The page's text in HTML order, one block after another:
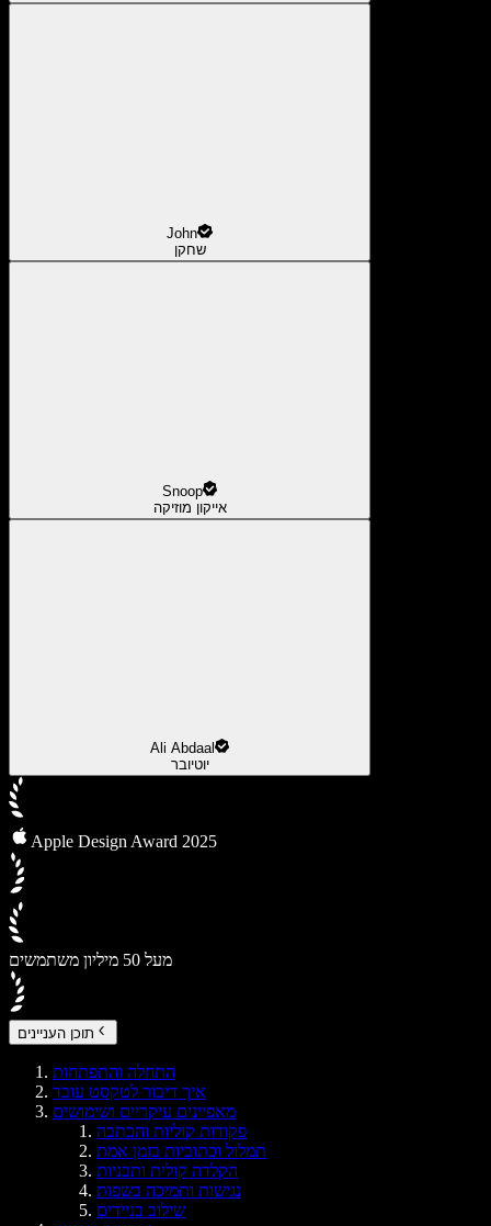
John
שחקן
Snoop
אייקון מוזיקה
Ali Abdaal
יוטיובר
Apple Design Award 2025
מעל 50 מיליון משתמשים
תוכן העניינים
התחלה והתפתחות
איך דיבור לטקסט עובד
מאפיינים עיקריים ושימושים
פקודות קוליות והכתבה
תמלול וכתוביות בזמן אמת
הקלדה קולית ותבניות
נגישות ותמיכה בשפות
שילוב בניידים